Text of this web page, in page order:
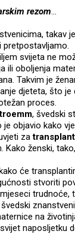
rezom...
takav
pretpostavljamo.
svijeta ne
ili oboljenja
Takvim je
djeteta, što je
proces.
, švedski
objavio kako
za
Kako ženski,
će
stvoriti
trudnoće,
na
naposljetku